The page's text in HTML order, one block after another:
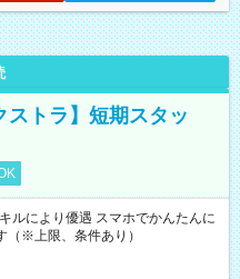
トラ】短期スタッ
により優遇 スマホでかんたんに
（※上限、条件あり）